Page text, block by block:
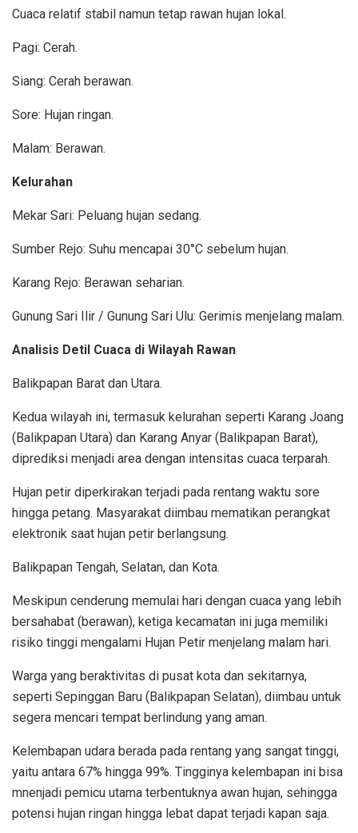
Cuaca relatif stabil namun tetap rawan hujan lokal.
Pagi: Cerah.
Siang: Cerah berawan.
Sore: Hujan ringan.
Malam: Berawan.
Kelurahan
Mekar Sari: Peluang hujan sedang.
Sumber Rejo: Suhu mencapai 30°C sebelum hujan.
Karang Rejo: Berawan seharian.
Gunung Sari Ilir / Gunung Sari Ulu: Gerimis menjelang malam.
Analisis Detil Cuaca di Wilayah Rawan
Balikpapan Barat dan Utara.
Kedua wilayah ini, termasuk kelurahan seperti Karang Joang
(Balikpapan Utara) dan Karang Anyar (Balikpapan Barat),
diprediksi menjadi area dengan intensitas cuaca terparah.
Hujan petir diperkirakan terjadi pada rentang waktu sore
hingga petang. Masyarakat diimbau mematikan perangkat
elektronik saat hujan petir berlangsung.
Balikpapan Tengah, Selatan, dan Kota.
Meskipun cenderung memulai hari dengan cuaca yang lebih
bersahabat (berawan), ketiga kecamatan ini juga memiliki
risiko tinggi mengalami Hujan Petir menjelang malam hari.
Warga yang beraktivitas di pusat kota dan sekitarnya,
seperti Sepinggan Baru (Balikpapan Selatan), diimbau untuk
segera mencari tempat berlindung yang aman.
Kelembapan udara berada pada rentang yang sangat tinggi,
yaitu antara 67% hingga 99%. Tingginya kelembapan ini bisa
mnenjadi pemicu utama terbentuknya awan hujan, sehingga
potensi hujan ringan hingga lebat dapat terjadi kapan saja.